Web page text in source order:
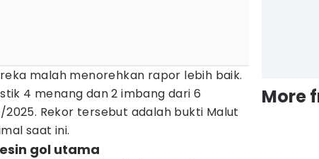
malah menorehkan rapor lebih baik.
4 menang dan 2 imbang dari 6
2025. Rekor tersebut adalah bukti Malut
saat ini.
gol utama
More